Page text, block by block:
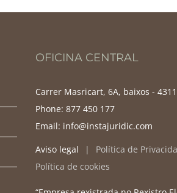
OFICINA CENTRAL
Carrer Masricart, 6A, baixos -
Phone: 877 450 177
Email: info@instajuridic.com
Aviso legal
Política de
Política de cookies